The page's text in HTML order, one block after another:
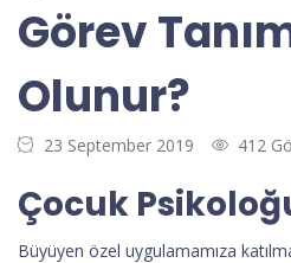
Görev
Olunur?
23 September 2019 412
Çocuk
Büyüyen özel uygulamamıza